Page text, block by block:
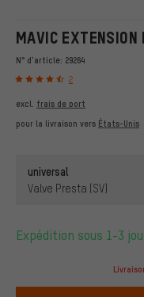
MAVIC EXTENSION
N° d'article: 29264
2
excl. frais de port
pour la livraison vers États-Unis
universal
Valve Presta (SV)
Expédition sous 1-3